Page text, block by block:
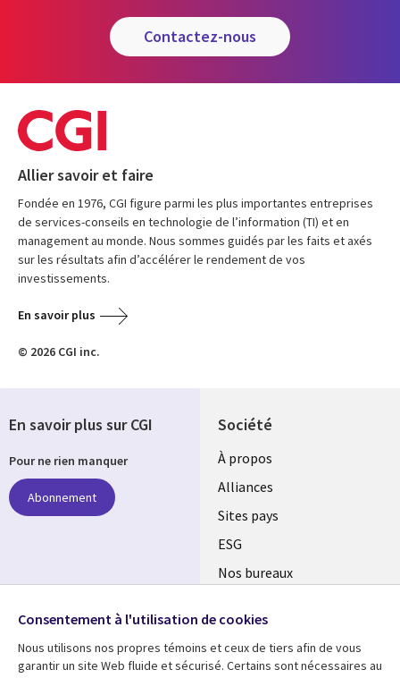
contactez-nous
Allier savoir et faire
Fondée en 1976, CGI figure parmi les plus importantes entreprises
de services-conseils en technologie de l’information (TI) et en
management au monde. Nous sommes guidés par les faits et axés
sur les résultats afin d’accélérer le rendement de vos
investissements.
En savoir plus
© 2026 CGI inc.
Société
À propos
Alliances
Sites pays
ESG
Nos bureaux
Salle de presse
En savoir plus sur CGI
Pour ne rien manquer
Abonnement
Social
Media
Global
Consentement à l'utilisation de cookies
Nous utilisons nos propres témoins et ceux de tiers afin de vous
garantir un site Web fluide et sécurisé. Certains sont nécessaires au